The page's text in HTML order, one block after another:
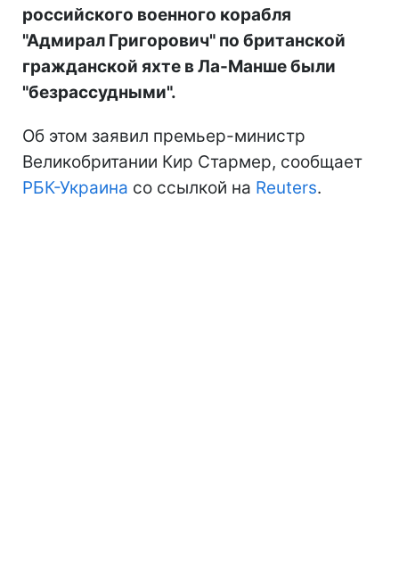
российского военного корабля
"Адмирал Григорович" по британской
гражданской яхте в Ла-Манше были
"безрассудными".
Об этом заявил премьер-министр
Великобритании Кир Стармер, сообщает
РБК-Украина со ссылкой на Reuters.